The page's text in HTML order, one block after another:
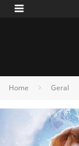
Home Geral